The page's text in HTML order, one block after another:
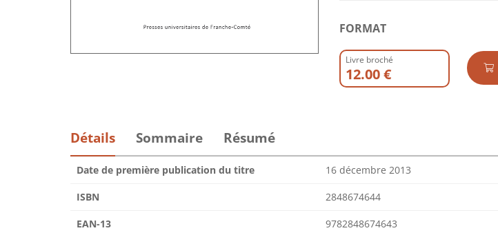
FORMAT
Livre broché
12.00 €
Détails Sommaire Résumé
Date de première publication du titre 16 décembre 2013
ISBN 2848674644
EAN-13 9782848674643